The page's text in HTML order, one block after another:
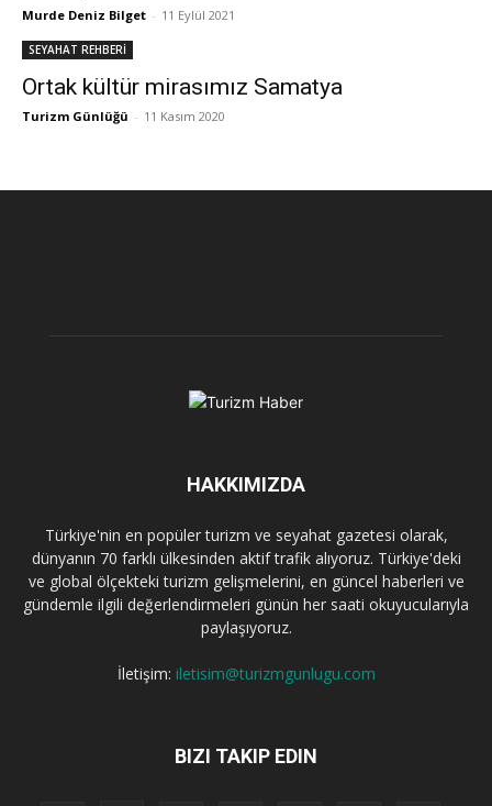
Murde Deniz Bilget - 11 Eylül 2021
SEYAHAT REHBERİ
Ortak kültür mirasımız Samatya
Turizm Günlüğü - 11 Kasım 2020
HAKKIMIZDA
Türkiye'nin en popüler turizm ve seyahat gazetesi olarak,
dünyanın 70 farklı ülkesinden aktif trafik alıyoruz. Türkiye'deki
ve global ölçekteki turizm gelişmelerini, en güncel haberleri ve
gündemle ilgili değerlendirmeleri günün her saati okuyucularıyla
paylaşıyoruz.
İletişim: iletisim@turizmgunlugu.com
BIZI TAKIP EDIN